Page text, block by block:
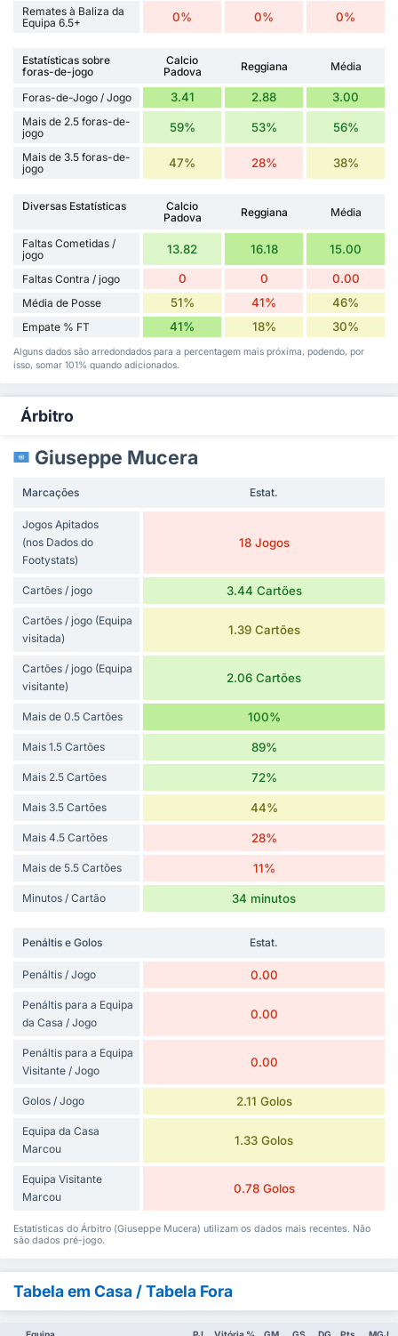
Remates à Baliza da
Equipa 6.5+
0% 0% 0%
Estatísticas sobre
foras-de-jogo
Calcio
Padova
Reggiana Média
Foras-de-Jogo / Jogo 3.41 2.88 3.00
Mais de 2.5 foras-de-
jogo
59% 53% 56%
Mais de 3.5 foras-de-
jogo
47% 28% 38%
Diversas Estatísticas
Calcio
Padova
Reggiana Média
Faltas Cometidas /
jogo
13.82 16.18 15.00
Faltas Contra / jogo 0 0 0.00
Média de Posse 51% 41% 46%
Empate % FT 41% 18% 30%
Alguns dados são arredondados para a percentagem mais próxima, podendo, por
isso, somar 101% quando adicionados.
Árbitro
Giuseppe Mucera
Marcações Estat.
Jogos Apitados
(nos Dados do
Footystats)
18 Jogos
Cartões / jogo 3.44 Cartões
Cartões / jogo (Equipa
visitada)
1.39 Cartões
Cartões / jogo (Equipa
visitante)
2.06 Cartões
Mais de 0.5 Cartões 100%
Mais 1.5 Cartões 89%
Mais 2.5 Cartões 72%
Mais 3.5 Cartões 44%
Mais 4.5 Cartões 28%
Mais de 5.5 Cartões 11%
Minutos / Cartão 34 minutos
Penáltis e Golos Estat.
Penáltis / Jogo 0.00
Penáltis para a Equipa
da Casa / Jogo
0.00
Penáltis para a Equipa
Visitante / Jogo
0.00
Golos / Jogo 2.11 Golos
Equipa da Casa
Marcou
1.33 Golos
Equipa Visitante
Marcou
0.78 Golos
Estatísticas do Árbitro (Giuseppe Mucera) utilizam os dados mais recentes. Não
são dados pré-jogo.
Tabela em Casa / Tabela Fora